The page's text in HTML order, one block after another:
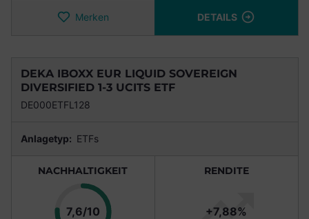
Merken DETAILS
DEKA IBOXX EUR LIQUID SOVEREIGN
DIVERSIFIED 1-3 UCITS ETF
DE000ETFL128
Anlagetyp: ETFs
NACHHALTIGKEIT
7,6/10Punkte
RENDITE
+7,88%